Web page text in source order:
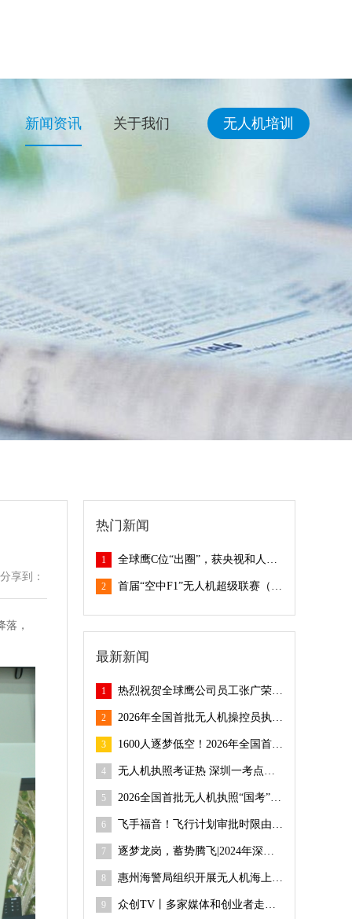
新闻资讯 关于我们 无人机培训
分享到：
，
热门新闻
1 全球鹰C位“出圈”，获央视和人民日报媒体接连报道！
2 首届“空中F1”无人机超级联赛（龙岗）圆满落幕！全球鹰引领无人机赛事新未来！
最新新闻
1 热烈祝贺全球鹰公司员工张广荣获深圳民兵无人机大比武第一名！
2 2026年全国首批无人机操控员执照“国考”在吉华街道开考
3 1600人逐梦低空！2026年全国首批无人机执照吉华开考
4 无人机执照考证热 深圳一考点开年首场考试超1600人参与
5 2026全国首批无人机执照“国考”深圳开考 吉华街道筑牢低空经济人才底座
6 飞手福音！飞行计划审批时限由5天压减至3天！
7 逐梦龙岗，蓄势腾飞|2024年深圳技能大赛——龙岗区无人机驾驶员职业技能竞赛成功举办
8 惠州海警局组织开展无人机海上执法实战训练
9 众创TV丨多家媒体和创业者走进龙岗创新企业全球鹰无人机